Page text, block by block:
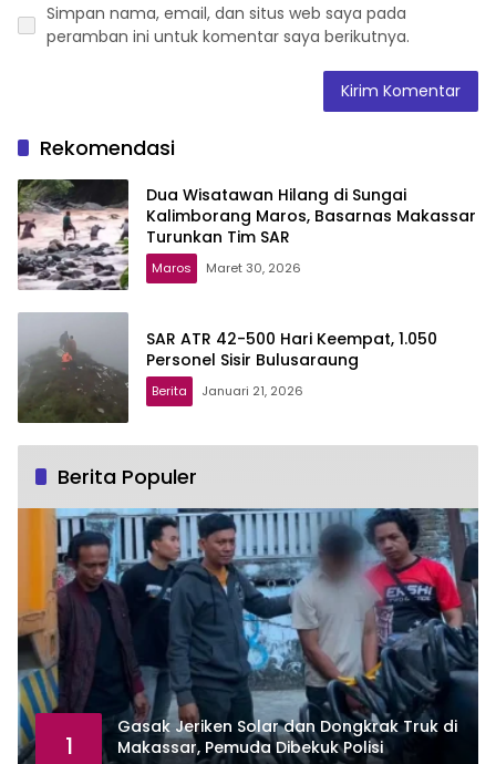
Simpan nama, email, dan situs web saya pada
peramban ini untuk komentar saya berikutnya.
Rekomendasi
Dua Wisatawan Hilang di Sungai
Kalimborang Maros, Basarnas Makassar
Turunkan Tim SAR
Maros Maret 30, 2026
SAR ATR 42-500 Hari Keempat, 1.050
Personel Sisir Bulusaraung
Berita Januari 21, 2026
Berita Populer
1
Gasak Jeriken Solar dan Dongkrak Truk di
Makassar, Pemuda Dibekuk Polisi